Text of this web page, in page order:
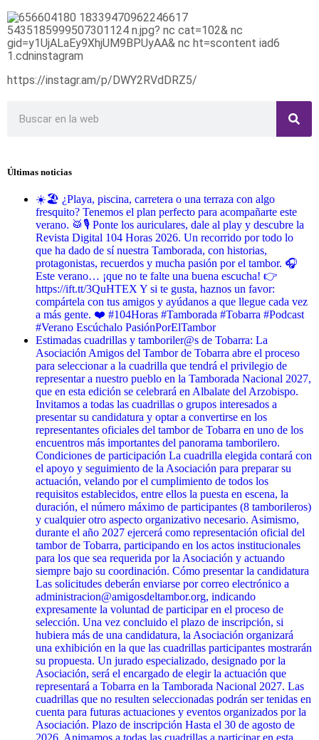
https://instagr.am/p/DWY2RVdDRZ5/
Últimas noticias
☀️🏖️ ¿Playa, piscina, carretera o una terraza con algo
fresquito? Tenemos el plan perfecto para acompañarte este
verano. 🥁🎙️ Ponte los auriculares, dale al play y descubre la
Revista Digital 104 Horas 2026. Un recorrido por todo lo
que ha dado de sí nuestra Tamborada, con historias,
protagonistas, recuerdos y mucha pasión por el tambor. 🎧
Este verano… ¡que no te falte una buena escucha! 👉
https://ift.tt/3QuHTEX Y si te gusta, haznos un favor:
compártela con tus amigos y ayúdanos a que llegue cada vez
a más gente. ❤️ #104Horas #Tamborada #Tobarra #Podcast
#Verano Escúchalo PasiónPorElTambor
Estimadas cuadrillas y tamboriler@s de Tobarra: La
Asociación Amigos del Tambor de Tobarra abre el proceso
para seleccionar a la cuadrilla que tendrá el privilegio de
representar a nuestro pueblo en la Tamborada Nacional 2027,
que en esta edición se celebrará en Albalate del Arzobispo.
Invitamos a todas las cuadrillas o grupos interesados a
presentar su candidatura y optar a convertirse en los
representantes oficiales del tambor de Tobarra en uno de los
encuentros más importantes del panorama tamborilero.
Condiciones de participación La cuadrilla elegida contará con
el apoyo y seguimiento de la Asociación para preparar su
actuación, velando por el cumplimiento de todos los
requisitos establecidos, entre ellos la puesta en escena, la
duración, el número máximo de participantes (8 tamborileros)
y cualquier otro aspecto organizativo necesario. Asimismo,
durante el año 2027 ejercerá como representación oficial del
tambor de Tobarra, participando en los actos institucionales
para los que sea requerida por la Asociación y actuando
siempre bajo su coordinación. Cómo presentar la candidatura
Las solicitudes deberán enviarse por correo electrónico a
administracion@amigosdeltambor.org, indicando
expresamente la voluntad de participar en el proceso de
selección. Una vez concluido el plazo de inscripción, si
hubiera más de una candidatura, la Asociación organizará
una exhibición en la que las cuadrillas participantes mostrarán
su propuesta. Un jurado especializado, designado por la
Asociación, será el encargado de elegir la actuación que
representará a Tobarra en la Tamborada Nacional 2027. Las
cuadrillas que no resulten seleccionadas podrán ser tenidas en
cuenta para futuras actuaciones y eventos organizados por la
Asociación. Plazo de inscripción Hasta el 30 de agosto de